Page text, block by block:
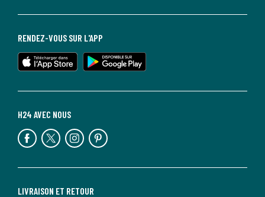
LIVRAISON ET RETOUR
H24 AVEC NOUS
RENDEZ-VOUS SUR L'APP